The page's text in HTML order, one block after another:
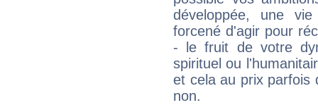
développée, une
forcené d'agir pour
- le fruit de votre
spirituel ou
et cela au prix parfois
non.